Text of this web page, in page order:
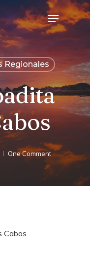
Menu
Regionales
One Comment
Cabos